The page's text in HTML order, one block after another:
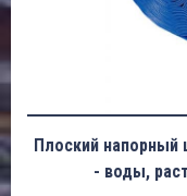
Плоский напорный
- воды,